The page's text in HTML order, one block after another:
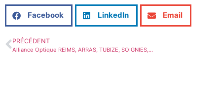
Facebook LinkedIn Email
PRÉCÉDENT
Alliance Optique REIMS, ARRAS, TUBIZE, SOIGNIES,…